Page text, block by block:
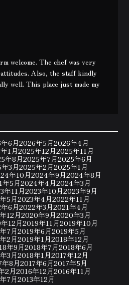
welcome. The chef was very
Also, the staff kindly
well. This place just made my
6月2026年5月2026年4月
1月2025年12月2025年11月
年8月2025年7月2025年6月
3月2025年2月2025年1月
年10月2024年9月2024年8月
年5月2024年4月2024年3月
年11月2023年10月2023年9月
5月2023年4月2022年11月
6月2022年3月2021年4月
12月2020年9月2020年3月
12月2019年11月2019年10月
7月2019年6月2019年5月
2月2019年1月2018年12月
年9月2018年7月2018年6月
3月2018年1月2017年12月
年8月2017年6月2017年5月
2月2016年12月2016年11月
7月2013年12月